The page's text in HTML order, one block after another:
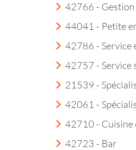
42766 -
44041 - Petite
42786 - Service
42757 - Service
21539 -
42061 -
42710 - Cuisine
42723 - Bar